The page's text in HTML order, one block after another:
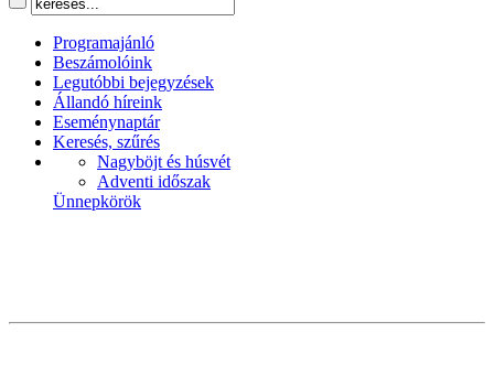
Programajánló
Beszámolóink
Legutóbbi bejegyzések
Állandó híreink
Eseménynaptár
Keresés, szűrés
Nagyböjt és húsvét
Adventi időszak
Ünnepkörök